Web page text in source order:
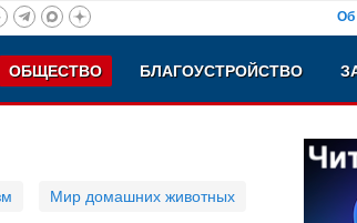
Об
ОБЩЕСТВО БЛАГОУСТРОЙСТВО
Мир домашних животных